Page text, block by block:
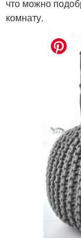
что можно
комнату.